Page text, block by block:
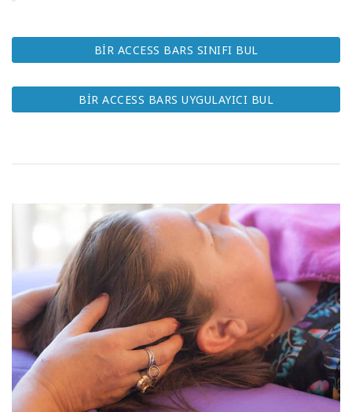
İLETIŞIM
ARA
BİR ACCESS BARS SINIFI BUL
BİR ACCESS BARS UYGULAYICI BUL